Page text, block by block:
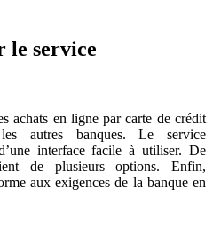
le service
achats en ligne par carte de crédit
autres banques. Le service
interface facile à utiliser. De
de plusieurs options. Enfin,
aux exigences de la banque en